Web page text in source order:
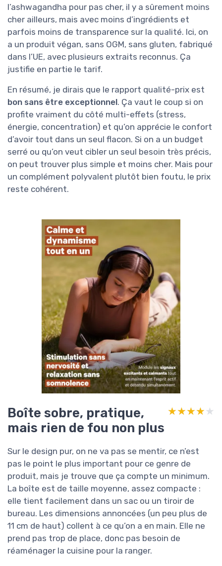
l’ashwagandha pour pas cher, il y a sûrement moins
cher ailleurs, mais avec moins d’ingrédients et
parfois moins de transparence sur la qualité. Ici, on
a un produit végan, sans OGM, sans gluten, fabriqué
dans l’UE, avec plusieurs extraits reconnus. Ça
justifie en partie le tarif.
En résumé, je dirais que le rapport qualité-prix est
bon sans être exceptionnel. Ça vaut le coup si on
profite vraiment du côté multi-effets (stress,
énergie, concentration) et qu’on apprécie le confort
d’avoir tout dans un seul flacon. Si on a un budget
serré ou qu’on veut cibler un seul besoin très précis,
on peut trouver plus simple et moins cher. Mais pour
un complément polyvalent plutôt bien foutu, le prix
reste cohérent.
Boîte sobre, pratique,
mais rien de fou non plus
★★★★★
★★★★★
Sur le design pur, on ne va pas se mentir, ce n’est
pas le point le plus important pour ce genre de
produit, mais je trouve que ça compte un minimum.
La boîte est de taille moyenne, assez compacte :
elle tient facilement dans un sac ou un tiroir de
bureau. Les dimensions annoncées (un peu plus de
11 cm de haut) collent à ce qu’on a en main. Elle ne
prend pas trop de place, donc pas besoin de
réaménager la cuisine pour la ranger.